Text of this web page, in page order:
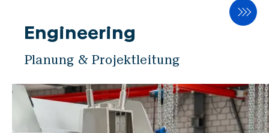
Engineering
Planung & Projektleitung
9230 Flawil
Schweiz
Disclaimer
Datenschutz
Impressum